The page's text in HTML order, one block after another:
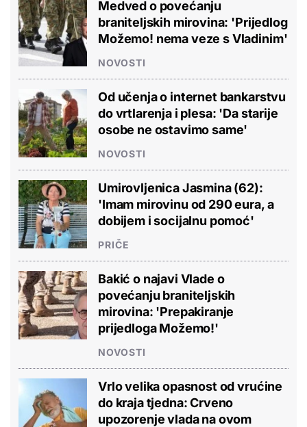
Medved o povećanju
braniteljskih mirovina: 'Prijedlog
Možemo! nema veze s Vladinim'
NOVOSTI
Od učenja o internet bankarstvu
do vrtlarenja i plesa: 'Da starije
osobe ne ostavimo same'
NOVOSTI
Umirovljenica Jasmina (62):
'Imam mirovinu od 290 eura, a
dobijem i socijalnu pomoć'
PRIČE
Bakić o najavi Vlade o
povećanju braniteljskih
mirovina: 'Prepakiranje
prijedloga Možemo!'
NOVOSTI
Vrlo velika opasnost od vrućine
do kraja tjedna: Crveno
upozorenje vlada na ovom